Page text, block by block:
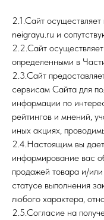
2.1.Сайт
neigrayu.ru и
2.2.Сайт
определенными в
2.3.Сайт
сервисам Сайта для
информации по
рейтингов и мнений,
иных акциях,
2.4.Настоящим вы
информирование вас
продажей товара и/
статусе выполнения
любого характера,
2.5.Согласие на